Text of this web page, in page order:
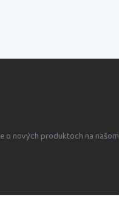
o nových produktoch na našom